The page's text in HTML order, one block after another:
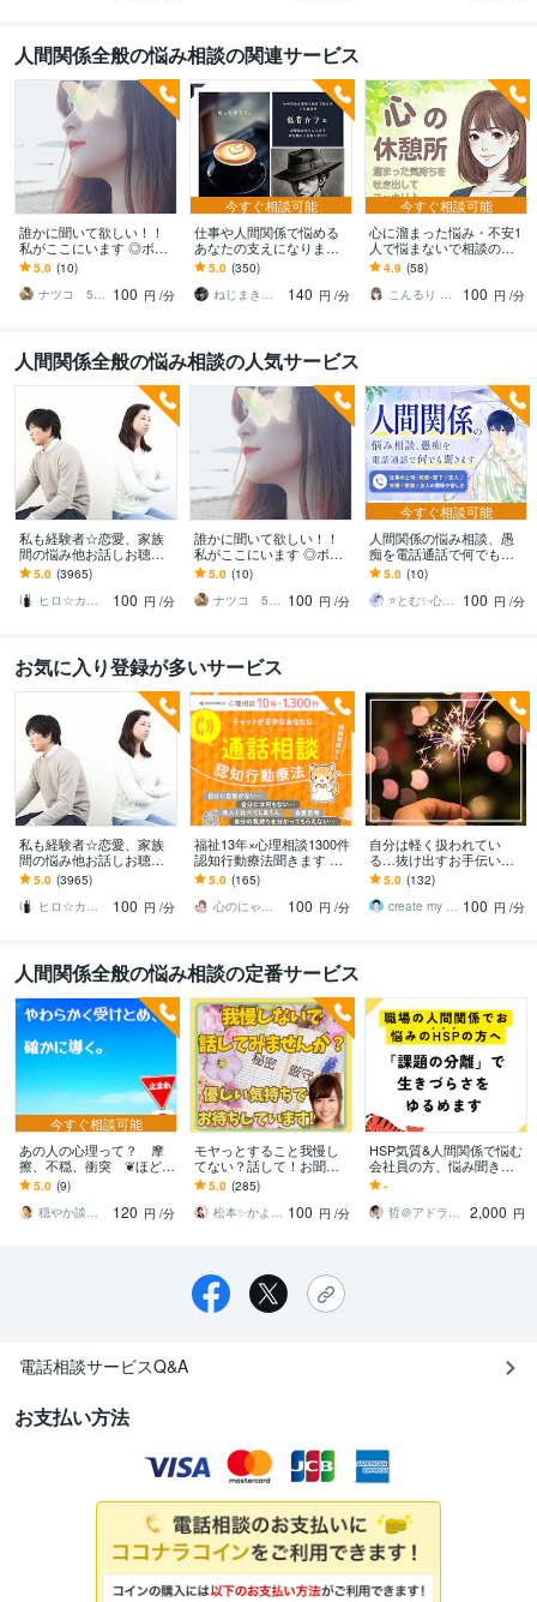
人間関係全般の悩み相談の関連サービス
誰かに聞いて欲しい！！
私がここにいます ◎ボイ
スサンプルあり◎ゆっく
り丁寧にお話お聴きしま
す。
5.0 (10)
ナツコ 50代女性 ８月限定お値下げ中！ 100 円 /分
今すぐ相談可能
仕事や人間関係で悩める
あなたの支えになります /
ほっと一息、あたたかく
てやわらかい時間を低音
と共に
5.0 (350)
ねじまき鳥_nezimakidori
140 円 /分
今すぐ相談可能
心に溜まった悩み・不安1
人で悩まないで相談のり
ます 言葉にしていない寂
しさや不安・体調の変化
を吐き出してスッキリ
4.9 (58)
こんるり ☕紺瑠璃☕ ☘️心の休憩所☘️
100 円 /分
人間関係全般の悩み相談の人気サービス
私も経験者☆恋愛、家族
間の悩み他お話しお聴き
します 心理カウンセラー
が恋愛・復縁・夫婦問題
等☆解決策を共有します
5.0 (3965)
ヒロ☆カウンセリング＆コンサルティング
100 円 /分
誰かに聞いて欲しい！！
私がここにいます ◎ボイ
スサンプルあり◎ゆっく
り丁寧にお話お聴きしま
す。
5.0 (10)
ナツコ 50代女性 ８月限定お値下げ中！ 100 円 /分
今すぐ相談可能
人間関係の悩み相談、愚
痴を電話通話で何でも聞
きます 仕事の上司・同
僚・部下/恋人/夫婦/家族/
友人の関係や苦しさ
5.0 (10)
⭐とむ✨心の癒し お悩み相談 恋愛相談
100 円 /分
お気に入り登録が多いサービス
私も経験者☆恋愛、家族
間の悩み他お話しお聴き
します 心理カウンセラー
が恋愛・復縁・夫婦問題
等☆解決策を共有します
5.0 (3965)
ヒロ☆カウンセリング＆コンサルティング
100 円 /分
福祉13年×心理相談1300件
認知行動療法聞きます コ
コナラ10年1300件で人間
関係の悩みに寄り添いア
ドバイス
5.0 (165)
心のにゃん友 ゆかこ【うつ・復縁相談】
100 円 /分
自分は軽く扱われてい
る…抜け出すお手伝いを
します バカにされる、都
合よく使われる、マウン
トを取られるとき
5.0 (132)
create my life 100 円 /分
人間関係全般の悩み相談の定番サービス
今すぐ相談可能
あの人の心理って？ 摩
擦、不穏、衝突 ❦ほどき
ます 問題の渦の中に居る
と、見誤りや思い違いも
꩜ 俯瞰の時間に↺
5.0 (9)
穏やか談話 プロカウンセラー ゆう ☯
120 円 /分
モヤっとすること我慢し
てない？話して！お聞き
します 介護/子育て/闘病経
験有の元ナースが貴女の
気持ち寄り添います
5.0 (285)
松本✨かよ 優しい時間 100 円 /分
HSP気質&人間関係で悩む
会社員の方、悩み聞きま
す アドラー心理学の課題
の分離で、生きづらさを
解消しましょう！
-
哲＠アドラー心理カウンセラー心理福祉学士
2,000 円
電話相談サービスQ&A
お支払い方法